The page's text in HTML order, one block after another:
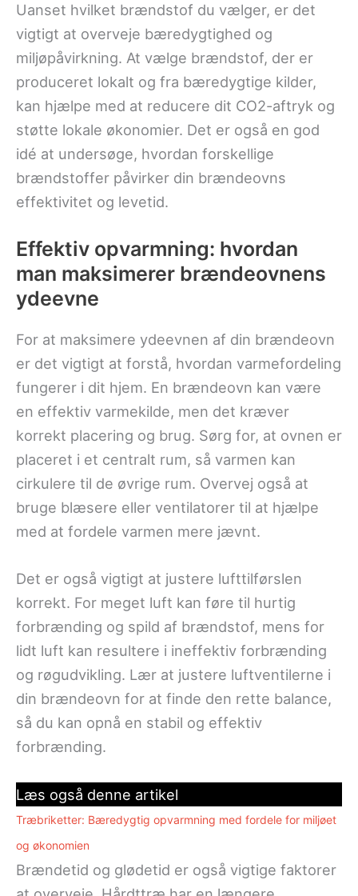
Uanset hvilket brændstof du vælger, er det
vigtigt at overveje bæredygtighed og
miljøpåvirkning. At vælge brændstof, der er
produceret lokalt og fra bæredygtige kilder,
kan hjælpe med at reducere dit CO2-aftryk og
støtte lokale økonomier. Det er også en god
idé at undersøge, hvordan forskellige
brændstoffer påvirker din brændeovns
effektivitet og levetid.
Effektiv opvarmning: hvordan
man maksimerer brændeovnens
ydeevne
For at maksimere ydeevnen af din brændeovn
er det vigtigt at forstå, hvordan varmefordeling
fungerer i dit hjem. En brændeovn kan være
en effektiv varmekilde, men det kræver
korrekt placering og brug. Sørg for, at ovnen er
placeret i et centralt rum, så varmen kan
cirkulere til de øvrige rum. Overvej også at
bruge blæsere eller ventilatorer til at hjælpe
med at fordele varmen mere jævnt.
Det er også vigtigt at justere lufttilførslen
korrekt. For meget luft kan føre til hurtig
forbrænding og spild af brændstof, mens for
lidt luft kan resultere i ineffektiv forbrænding
og røgudvikling. Lær at justere luftventilerne i
din brændeovn for at finde den rette balance,
så du kan opnå en stabil og effektiv
forbrænding.
Læs også denne artikel
Træbriketter: Bæredygtig opvarmning med fordele for miljøet
og økonomien
Brændetid og glødetid er også vigtige faktorer